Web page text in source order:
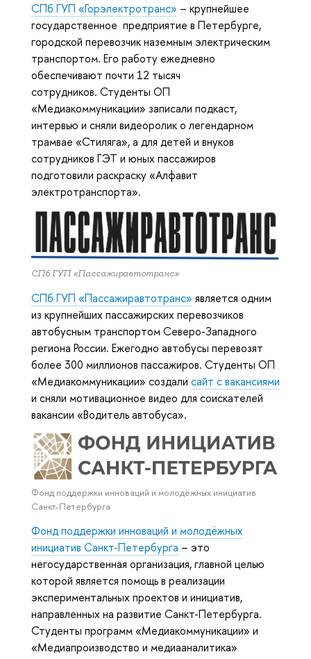
СПб ГУП «Горэлектротранс» – крупнейшее
государственное предприятие в Петербурге,
городской перевозчик наземным электрическим
транспортом. Его работу ежедневно
обеспечивают почти 12 тысяч
сотрудников. Студенты ОП
«Медиакоммуникации» записали подкаст,
интервью и сняли видеоролик о легендарном
трамвае «Стиляга», а для детей и внуков
сотрудников ГЭТ и юных пассажиров
подготовили раскраску «Алфавит
электротранспорта».
СПб ГУП «Пассажиравтотранс»
СПб ГУП «Пассажиравтотранс» является одним
из крупнейших пассажирских перевозчиков
автобусным транспортом Северо-Западного
региона России. Ежегодно автобусы перевозят
более 300 миллионов пассажиров. Студенты ОП
«Медиакоммуникации» создали сайт с вакансиями
и сняли мотивационное видео для соискателей
вакансии «Водитель автобуса».
Фонд поддержки инноваций и молодёжных инициатив
Санкт-Петербурга
Фонд поддержки инноваций и молодёжных
инициатив Санкт-Петербурга – это
негосударственная организация, главной целью
которой является помощь в реализации
экспериментальных проектов и инициатив,
направленных на развитие Санкт-Петербурга.
Студенты программ «Медиакоммуникации» и
«Медиапроизводство и медиааналитика»